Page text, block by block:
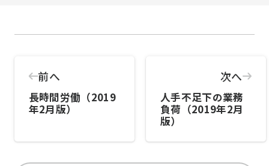
前へ
長時間労働（2019
年2月版）
次へ
人手不足下の業務
負荷（2019年2月
版）